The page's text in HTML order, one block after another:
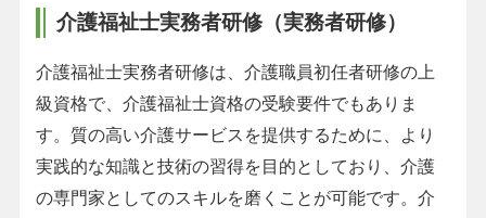
介護福祉士実務者研修（実務者研修）
介護福祉士実務者研修は、介護職員初任者研修の上
級資格で、介護福祉士資格の受験要件でもありま
す。質の高い介護サービスを提供するために、より
実践的な知識と技術の習得を目的としており、介護
の専門家としてのスキルを磨くことが可能です。介